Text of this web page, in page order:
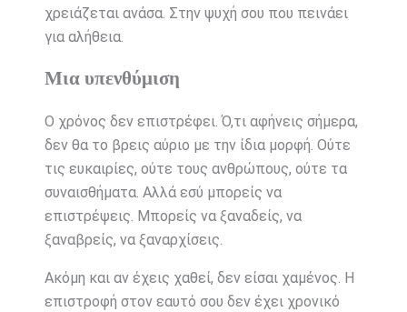
χρειάζεται ανάσα. Στην ψυχή σου που πεινάει
για αλήθεια.
Μια υπενθύμιση
Ο χρόνος δεν επιστρέφει. Ό,τι αφήνεις σήμερα,
δεν θα το βρεις αύριο με την ίδια μορφή. Ούτε
τις ευκαιρίες, ούτε τους ανθρώπους, ούτε τα
συναισθήματα. Αλλά εσύ μπορείς να
επιστρέψεις. Μπορείς να ξαναδείς, να
ξαναβρείς, να ξαναρχίσεις.
Ακόμη και αν έχεις χαθεί, δεν είσαι χαμένος. Η
επιστροφή στον εαυτό σου δεν έχει χρονικό